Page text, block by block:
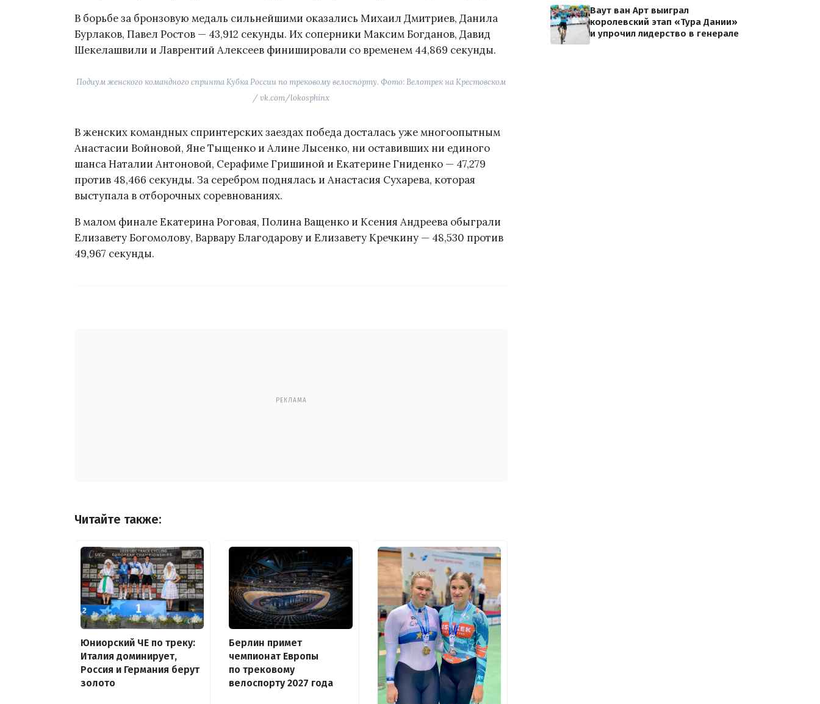
В борьбе за бронзовую медаль сильнейшими оказались Михаил Дмитриев, Данила
Бурлаков, Павел Ростов — 43,912 секунды. Их соперники Максим Богданов, Давид
Шекелашвили и Лаврентий Алексеев финишировали со временем 44,869 секунды.
Подиум женского командного спринта Кубка России по трековому велоспорту. Фото: Велотрек на Крестовском
/ vk.com/lokosphinx
В женских командных спринтерских заездах победа досталась уже многоопытным
Анастасии Войновой, Яне Тыщенко и Алине Лысенко, ни оставивших ни единого
шанса Наталии Антоновой, Серафиме Гришиной и Екатерине Гниденко — 47,279
против 48,466 секунды. За серебром поднялась и Анастасия Сухарева, которая
выступала в отборочных соревнованиях.
В малом финале Екатерина Роговая, Полина Ващенко и Ксения Андреева обыграли
Елизавету Богомолову, Варвару Благодарову и Елизавету Кречкину — 48,530 против
49,967 секунды.
РЕКЛАМА
Читайте также:
Юниорский ЧЕ по треку:
Италия доминирует,
Россия и Германия берут
золото
Берлин примет
чемпионат Европы
по трековому
велоспорту 2027 года
Ваут ван Арт выиграл
королевский этап «Тура Дании»
и упрочил лидерство в генерале